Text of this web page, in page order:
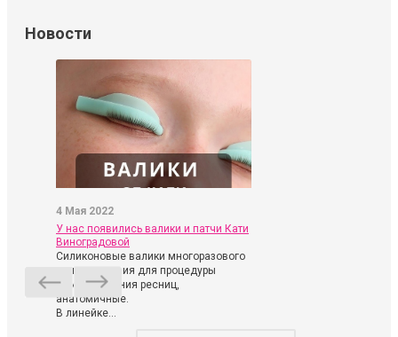
Новости
4 Мая 2022
У нас появились валики и патчи Кати
Виноградовой
Силиконовые валики многоразового
использования для процедуры
ламинирования ресниц,
анатомичные.
В линейке...